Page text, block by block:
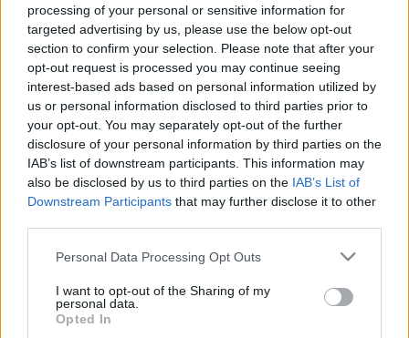
processing of your personal or sensitive information for
targeted advertising by us, please use the below opt-out
section to confirm your selection. Please note that after your
opt-out request is processed you may continue seeing
interest-based ads based on personal information utilized by
us or personal information disclosed to third parties prior to
your opt-out. You may separately opt-out of the further
disclosure of your personal information by third parties on the
IAB’s list of downstream participants. This information may
also be disclosed by us to third parties on the IAB’s List of
Downstream Participants that may further disclose it to other
Please note that this website/app uses one or more Google
not limited to your visit or usage behaviour. You may click to
grant or deny consent to Google and its third-party tags to
use your data for below specified purposes in below Google
Personal Data Processing Opt Outs
I want to opt-out of the Sharing of my
personal data.
Opted In
énekelni, és a termen borzongás fut végig. Amikor Jil a
je ne regrette rien -t énekli, a közönség egy emberként áll
fel, és kezd tapsolni. Igazi ováció!" - írja az énekesnő
fellépéseiről szóló lelkesült kritikák egyikének szerzője.
Ahogyan nagy elődjének felfedezéséhez is szükség volt
egy kis szerencsére és néhány pártfogóra is, úgy Jil Aigrot-
ból sem vált egyik pillanatról a másikra Piaf 'hivatalos
hangja".
Sikerének története is bizonyítja, hogy karrierje mögött nem
felépített Piaf-epigont próbálnak a közönségre erőltetni. Ezt
támasztja alá az a tény is, hogy Jil Aigrot tervei szerint más